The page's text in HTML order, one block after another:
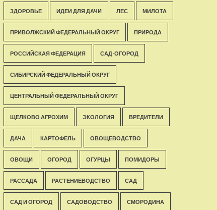
ЗДОРОВЬЕ ИДЕИ ДЛЯ ДАЧИ ЛЕС МИЛОТА
ПРИВОЛЖСКИЙ ФЕДЕРАЛЬНЫЙ ОКРУГ ПРИРОДА
РОССИЙСКАЯ ФЕДЕРАЦИЯ САД-ОГОРОД
СИБИРСКИЙ ФЕДЕРАЛЬНЫЙ ОКРУГ
ЦЕНТРАЛЬНЫЙ ФЕДЕРАЛЬНЫЙ ОКРУГ
ЩЕЛКОВО АГРОХИМ ЭКОЛОГИЯ ВРЕДИТЕЛИ
ДАЧА КАРТОФЕЛЬ ОВОЩЕВОДСТВО
ОВОЩИ ОГОРОД ОГУРЦЫ ПОМИДОРЫ
РАССАДА РАСТЕНИЕВОДСТВО САД
САД И ОГОРОД САДОВОДСТВО СМОРОДИНА